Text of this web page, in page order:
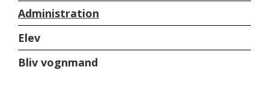
Administration
Elev
Bliv vognmand